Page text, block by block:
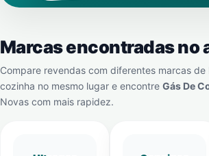
Marcas encontradas no
Compare revendas com diferentes marcas
cozinha no mesmo lugar e encontre Gás De
Novas com mais rapidez.